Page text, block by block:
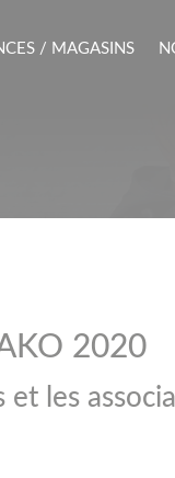
/ MAGASINS
2020
les